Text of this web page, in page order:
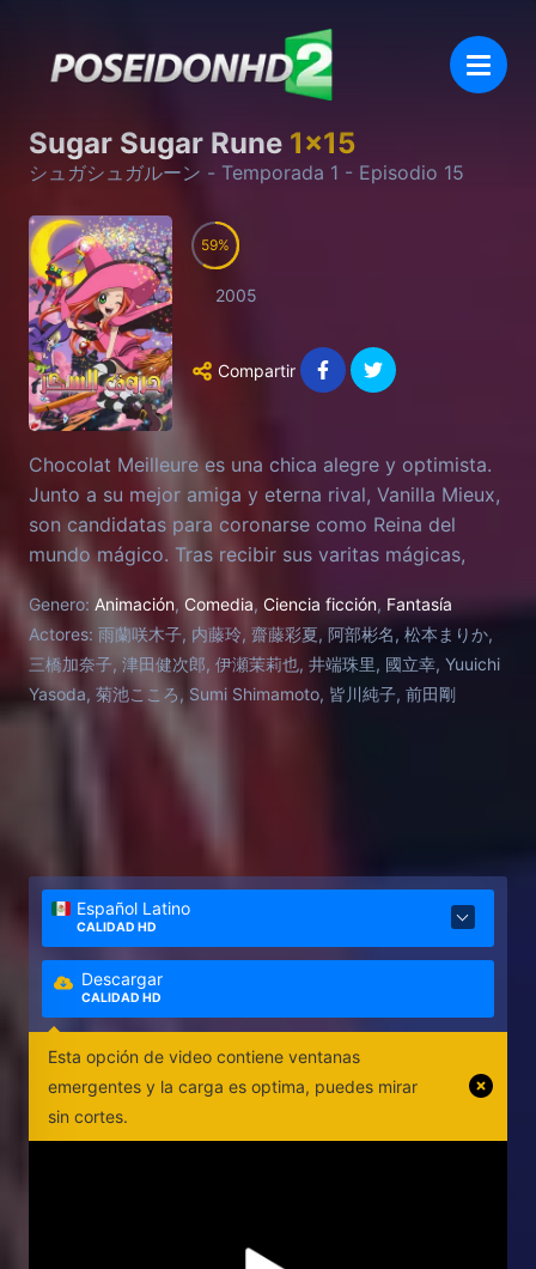
Sugar Sugar Rune 1x15
シュガシュガルーン - Temporada 1 - Episodio 15
59
2005
Compartir
Chocolat Meilleure es una chica alegre y optimista.
Junto a su mejor amiga y eterna rival, Vanilla Mieux,
son candidatas para coronarse como Reina del
mundo mágico. Tras recibir sus varitas mágicas,
parten hacia el mundo humano con una misión
crucial: recolectar corazones, y quien consiga más
será coronada Reina, cambiando sus vidas para
siempre. Los corazones, reflejo de los más
profundos sentimientos humanos, vienen en
surgirán, cada corazón recolectado es un paso
hacia la corona. Con el destino del mundo mágico
en juego, ¿quién ganará esta épica aventura? ¡La
batalla por el título de Reina está por comenzar!
Genero: Animación, Comedia, Ciencia ficción, Fantasía
Actores: 雨蘭咲木子, 内藤玲, 齋藤彩夏, 阿部彬名, 松本まりか,
三橋加奈子, 津田健次郎, 伊瀬茉莉也, 井端珠里, 國立幸, Yuuichi
Yasoda, 菊池こころ, Sumi Shimamoto, 皆川純子, 前田剛
Español Latino
CALIDAD HD
Descargar
CALIDAD HD
Esta opción de video contiene ventanas
emergentes y la carga es optima, puedes mirar
sin cortes.